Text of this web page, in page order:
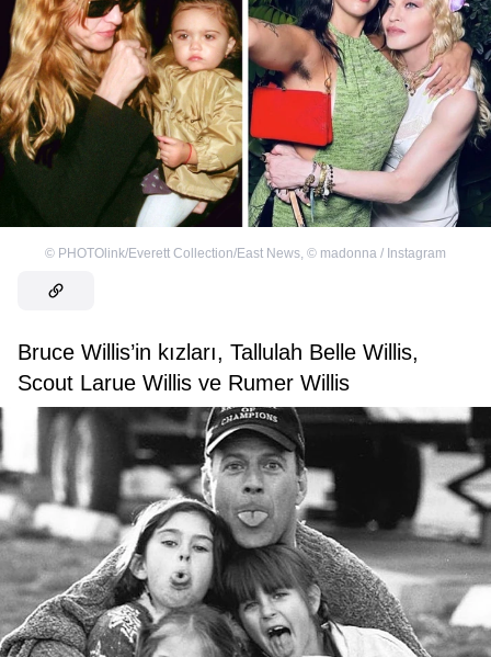
© PHOTOlink/Everett Collection/East News, © madonna / Instagram
Bruce Willis’in kızları, Tallulah Belle Willis,
Scout Larue Willis ve Rumer Willis